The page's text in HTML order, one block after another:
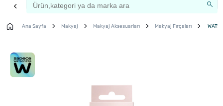
Ana Sayfa Makyaj Makyaj Aksesuarları Makyaj Fırçaları